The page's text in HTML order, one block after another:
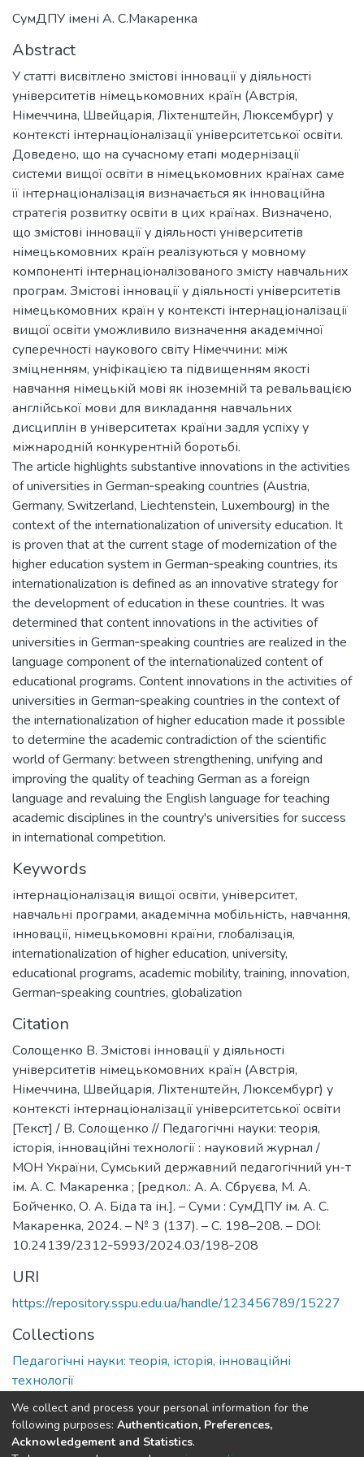
СумДПУ імені А. С.Макаренка
Abstract
У статті висвітлено змістові інновації у діяльності
університетів німецькомовних країн (Австрія,
Німеччина, Швейцарія, Ліхтенштейн, Люксембург) у
контексті інтернаціоналізації університетської освіти.
Доведено, що на сучасному етапі модернізації
системи вищої освіти в німецькомовних країнах саме
її інтернаціоналізація визначається як інноваційна
стратегія розвитку освіти в цих країнах. Визначено,
що змістові інновації у діяльності університетів
німецькомовних країн реалізуються у мовному
компоненті інтернаціоналізованого змісту навчальних
програм. Змістові інновації у діяльності університетів
німецькомовних країн у контексті інтернаціоналізації
вищої освіти уможливило визначення академічної
суперечності наукового світу Німеччини: між
зміцненням, уніфікацією та підвищенням якості
навчання німецькій мові як іноземній та ревальвацією
англійської мови для викладання навчальних
дисциплін в університетах країни задля успіху у
міжнародній конкурентній боротьбі.
The article highlights substantive innovations in the activities
of universities in German‐speaking countries (Austria,
Germany, Switzerland, Liechtenstein, Luxembourg) in the
context of the internationalization of university education. It
is proven that at the current stage of modernization of the
higher education system in German‐speaking countries, its
internationalization is defined as an innovative strategy for
the development of education in these countries. It was
determined that content innovations in the activities of
universities in German‐speaking countries are realized in the
language component of the internationalized content of
educational programs. Content innovations in the activities of
universities in German‐speaking countries in the context of
the internationalization of higher education made it possible
to determine the academic contradiction of the scientific
world of Germany: between strengthening, unifying and
improving the quality of teaching German as a foreign
language and revaluing the English language for teaching
academic disciplines in the country's universities for success
in international competition.
Keywords
інтернаціоналізація вищої освіти, університет,
навчальні програми, академічна мобільність, навчання,
інновації, німецькомовні країни, глобалізація,
internationalization of higher education, university,
educational programs, academic mobility, training, innovation,
German‐speaking countries, globalization
Citation
Солощенко В. Змістові інновації у діяльності
університетів німецькомовних країн (Австрія,
Німеччина, Швейцарія, Ліхтенштейн, Люксембург) у
контексті інтернаціоналізації університетської освіти
[Текст] / В. Солощенко // Педагогічні науки: теорія,
історія, інноваційні технології : науковий журнал /
МОН України, Сумський державний педагогічний ун-т
ім. А. С. Макаренка ; [редкол.: А. А. Сбруєва, М. А.
Бойченко, О. А. Біда та ін.]. – Суми : СумДПУ ім. А. С.
Макаренка, 2024. – № 3 (137). – С. 198–208. – DOI:
10.24139/2312‐5993/2024.03/198‐208
URI
https://repository.sspu.edu.ua/handle/123456789/15227
Collections
Педагогічні науки: теорія, історія, інноваційні
технології
Full item page Google Scholar
We collect and process your personal information for the
following purposes: Authentication, Preferences,
Acknowledgement and Statistics.